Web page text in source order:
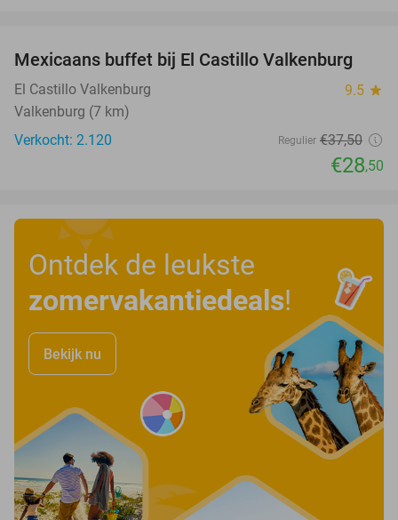
24%
Mexicaans buffet bij El Castillo Valkenburg
El Castillo Valkenburg 9.5 star
Valkenburg (7 km)
Verkocht: 2.120
Regulier €37,50
€28,50
Ontdek de leukste
zomervakantiedeals!
Bekijk nu